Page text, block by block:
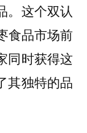
。这个双认
食品市场前
同时获得这
其独特的品